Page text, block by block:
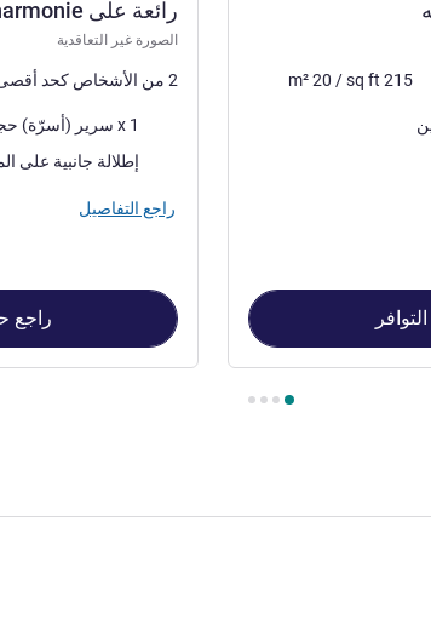
m²20 /sq ft 215
رائعة على Elbphilharmonie وفوق المدينة
الصورة غير التعاقدية
2 من الأشخاص كحد أقصى
فرش السرير
1 x سرير (أسرّة) حجم كوين
المناظر:إطلالة جانبية على
راجع التفاصيل
راجع